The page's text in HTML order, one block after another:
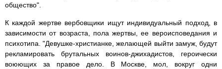
общество".
К каждой жертве вербовщики ищут индивидуальный подход, в
зависимости от возраста, пола жертвы, ее вероисповедания и
психотипа. "Девушке-христианке, желающей выйти замуж, будут
рекламировать брутальных воинов-джихадистов, героически
воюющих за правое дело. В Москве, мол, вокруг одни